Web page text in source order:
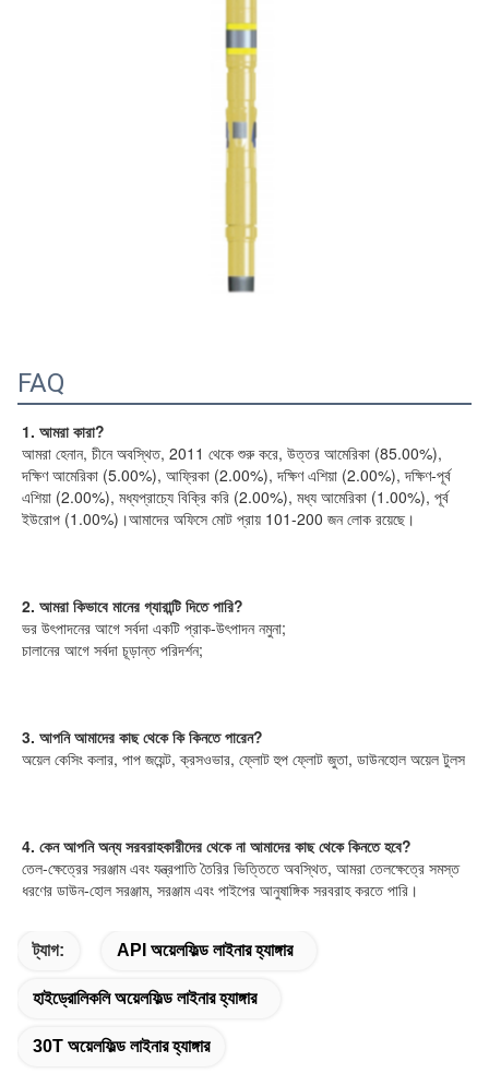
FAQ
1. আমরা কারা?
আমরা হেনান, চীনে অবস্থিত, 2011 থেকে শুরু করে, উত্তর আমেরিকা (85.00%),
দক্ষিণ আমেরিকা (5.00%), আফ্রিকা (2.00%), দক্ষিণ এশিয়া (2.00%), দক্ষিণ-পূর্ব
এশিয়া (2.00%), মধ্যপ্রাচ্যে বিক্রি করি (2.00%), মধ্য আমেরিকা (1.00%), পূর্ব
ইউরোপ (1.00%)।আমাদের অফিসে মোট প্রায় 101-200 জন লোক রয়েছে।
2. আমরা কিভাবে মানের গ্যারান্টি দিতে পারি?
ভর উৎপাদনের আগে সর্বদা একটি প্রাক-উৎপাদন নমুনা;
চালানের আগে সর্বদা চূড়ান্ত পরিদর্শন;
3. আপনি আমাদের কাছ থেকে কি কিনতে পারেন?
অয়েল কেসিং কলার, পাপ জয়েন্ট, ক্রসওভার, ফ্লোট হুপ ফ্লোট জুতা, ডাউনহোল অয়েল টুলস
4. কেন আপনি অন্য সরবরাহকারীদের থেকে না আমাদের কাছ থেকে কিনতে হবে?
তেল-ক্ষেত্রের সরঞ্জাম এবং যন্ত্রপাতি তৈরির ভিত্তিতে অবস্থিত, আমরা তেলক্ষেত্রে সমস্ত
ধরণের ডাউন-হোল সরঞ্জাম, সরঞ্জাম এবং পাইপের আনুষাঙ্গিক সরবরাহ করতে পারি।
ট্যাগ: API অয়েলফিল্ড লাইনার হ্যাঙ্গার
হাইড্রোলিকলি অয়েলফিল্ড লাইনার হ্যাঙ্গার
30T অয়েলফিল্ড লাইনার হ্যাঙ্গার